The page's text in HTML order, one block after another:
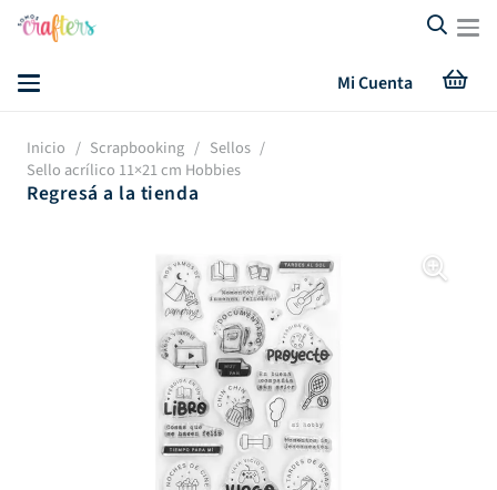
Mi Cuenta
Inicio / Scrapbooking / Sellos /
Sello acrílico 11×21 cm Hobbies
Regresá a la tienda